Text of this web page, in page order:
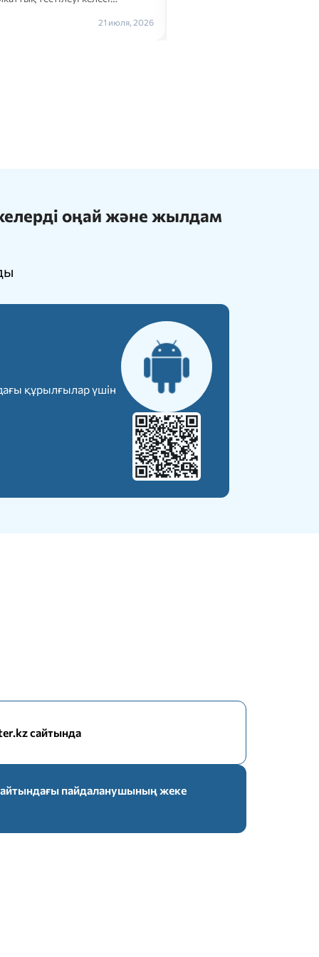
21 июля, 2026
оңай және жылдам
құрылғылар үшін
сайтында
пайдаланушының жеке